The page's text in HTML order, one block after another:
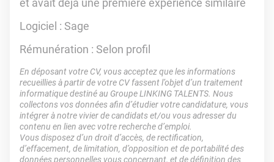
et avait déjà une première expérience similaire
Logiciel : Sage
Rémunération : Selon profil
En déposant votre CV, vous acceptez que les informations
recueillies à partir de votre CV fassent l’objet d’un traitement
informatique destiné au Groupe LINKING TALENTS. Nous
collectons vos données afin d’étudier votre candidature, vous
intégrer à notre vivier de candidats et/ou vous adresser du
contenu en lien avec votre recherche d’emploi.
Vous disposez d’un droit d’accès, de rectification,
d’effacement, de limitation, d’opposition et de portabilité des
données personnelles vous concernant, et de définition des